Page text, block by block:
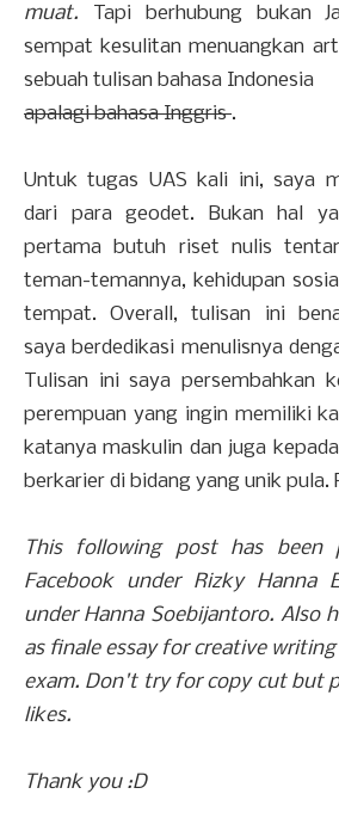
muat.
Tapi berhubung bukan
sempat kesulitan menuangkan
sebuah tulisan bahasa Indonesia
apalagi bahasa Inggris.
Untuk tugas UAS kali ini, saya
dari para geodet. Bukan hal
pertama butuh riset nulis
teman-temannya, kehidupan
tempat. Overall, tulisan ini
saya berdedikasi menulisnya
Tulisan ini saya persembahkan
perempuan yang ingin memiliki
katanya maskulin dan juga
berkarier di bidang yang unik pula.
This following post has been
Facebook under Rizky Hanna
under Hanna Soebijantoro. Also
as finale essay for creative
exam. Don't try for copy cut but
likes.
Thank you :D